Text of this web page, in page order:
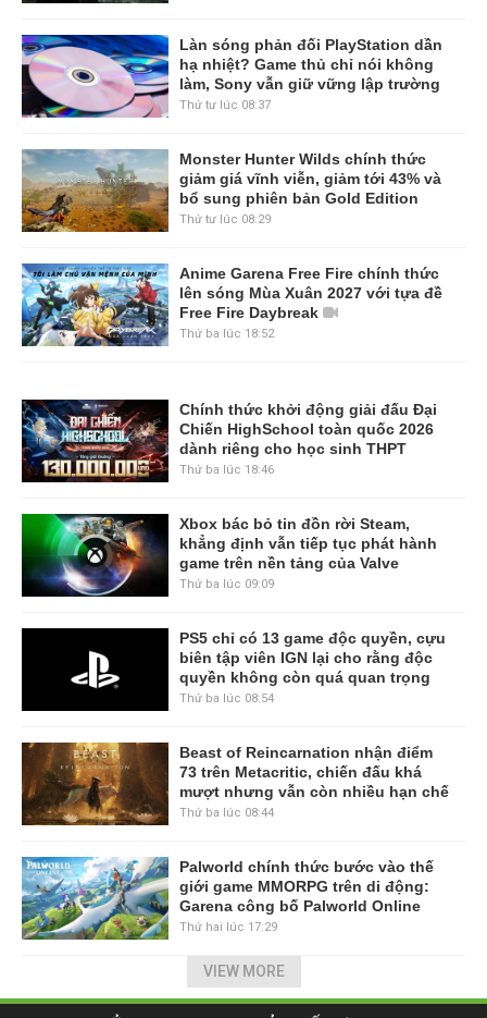
Làn sóng phản đối PlayStation dần
hạ nhiệt? Game thủ chỉ nói không
làm, Sony vẫn giữ vững lập trường
Thứ tư lúc 08:37
Monster Hunter Wilds chính thức
giảm giá vĩnh viễn, giảm tới 43% và
bổ sung phiên bản Gold Edition
Thứ tư lúc 08:29
Anime Garena Free Fire chính thức
lên sóng Mùa Xuân 2027 với tựa đề
Free Fire Daybreak
Thứ ba lúc 18:52
Chính thức khởi động giải đấu Đại
Chiến HighSchool toàn quốc 2026
dành riêng cho học sinh THPT
Thứ ba lúc 18:46
Xbox bác bỏ tin đồn rời Steam,
khẳng định vẫn tiếp tục phát hành
game trên nền tảng của Valve
Thứ ba lúc 09:09
PS5 chỉ có 13 game độc quyền, cựu
biên tập viên IGN lại cho rằng độc
quyền không còn quá quan trọng
Thứ ba lúc 08:54
Beast of Reincarnation nhận điểm
73 trên Metacritic, chiến đấu khá
mượt nhưng vẫn còn nhiều hạn chế
Thứ ba lúc 08:44
Palworld chính thức bước vào thế
giới game MMORPG trên di động:
Garena công bố Palworld Online
Thứ hai lúc 17:29
VIEW MORE